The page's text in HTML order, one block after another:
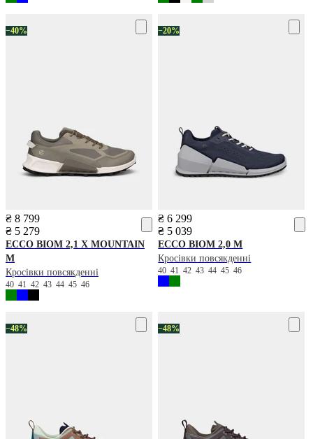
−40%
₴ 8 799
₴ 5 279
ECCO BIOM 2,1 X MOUNTAIN
M
Кросівки повсякденні
40 41 42 43 44 45 46
−20%
₴ 6 299
₴ 5 039
ECCO BIOM 2,0 M
Кросівки повсякденні
40414243444546
−48% −48%